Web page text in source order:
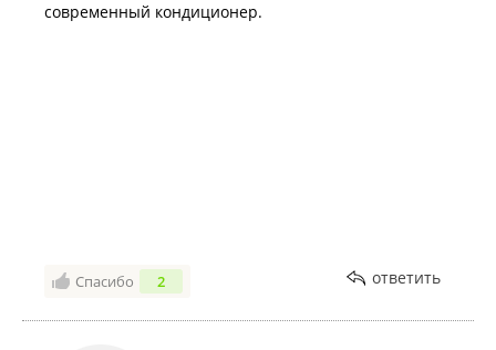
современный кондиционер.
Спасибо 2 ответить